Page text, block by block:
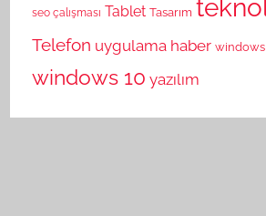
seo çalışması Tablet Tasarım
Telefon uygulama haber windows
windows 10 yazılım